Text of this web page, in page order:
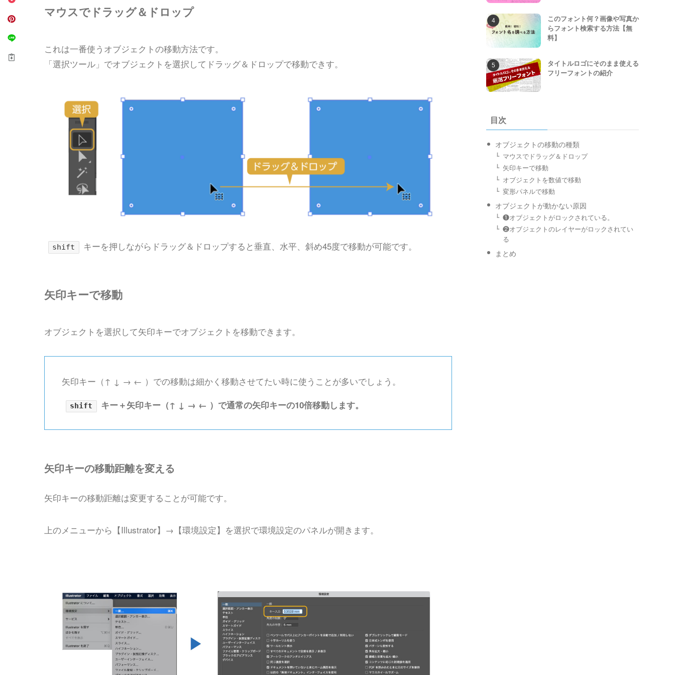
マウスでドラッグ＆ドロップ
これは一番使うオブジェクトの移動方法です。
「選択ツール」でオブジェクトを選択してドラッグ＆ドロップで移動できす。
shift キーを押しながらドラッグ＆ドロップすると垂直、水平、斜め45度で移動が可能です。
矢印キーで移動
オブジェクトを選択して矢印キーでオブジェクトを移動できます。
矢印キー（ ↑ ↓ → ← ）での移動は細かく移動させてたい時に使うことが多いでしょう。
shift キー＋矢印キー（↑ ↓ → ← ）で通常の矢印キーの10倍移動します。
矢印キーの移動距離を変える
矢印キーの移動距離は変更することが可能です。
上のメニューから【Illustrator】→【環境設定】を選択で環境設定のパネルが開きます。
このフォント何？画像や写真か
らフォント検索する方法【無
料】
タイトルロゴにそのまま使える
フリーフォントの紹介
目次
オブジェクトの移動の種類
マウスでドラッグ＆ドロップ
矢印キーで移動
オブジェクトを数値で移動
変形パネルで移動
オブジェクトが動かない原因
❶オブジェクトがロックされている。
❷オブジェクトのレイヤーがロックされてい
る
まとめ